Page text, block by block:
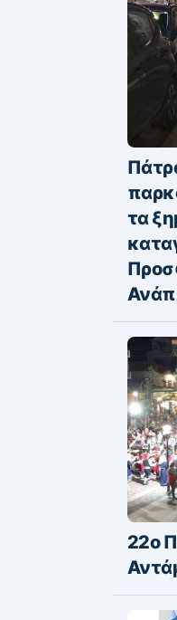
τα
22ο